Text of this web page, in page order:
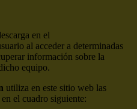
en el
al acceder a determinadas
información sobre la
equipo.
utiliza en este sitio web las
el cuadro siguiente: